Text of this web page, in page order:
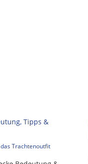
Tipps &
Trachtenoutfit